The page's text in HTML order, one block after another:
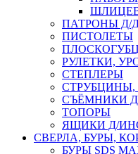
ПАТРОНЫ Д/
ПИСТОЛЕТЫ
РУЛЕТКИ,
СТЕПЛЕРЫ
СТРУБЦИНЫ,
СЪЁМНИКИ
ТОПОРЫ
ЯЩИКИ Д/
СВЕРЛА, БУРЫ,
БУРЫ SDS